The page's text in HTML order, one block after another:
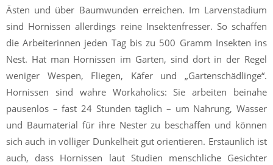
Ästen und über Baumwunden erreichen. Im Larvenstadium
sind Hornissen allerdings reine Insektenfresser. So schaffen
die Arbeiterinnen jeden Tag bis zu 500 Gramm Insekten ins
Nest. Hat man Hornissen im Garten, sind dort in der Regel
weniger Wespen, Fliegen, Käfer und „Gartenschädlinge“.
Hornissen sind wahre Workaholics: Sie arbeiten beinahe
pausenlos – fast 24 Stunden täglich – um Nahrung, Wasser
und Baumaterial für ihre Nester zu beschaffen und können
sich auch in völliger Dunkelheit gut orientieren. Erstaunlich ist
auch, dass Hornissen laut Studien menschliche Gesichter